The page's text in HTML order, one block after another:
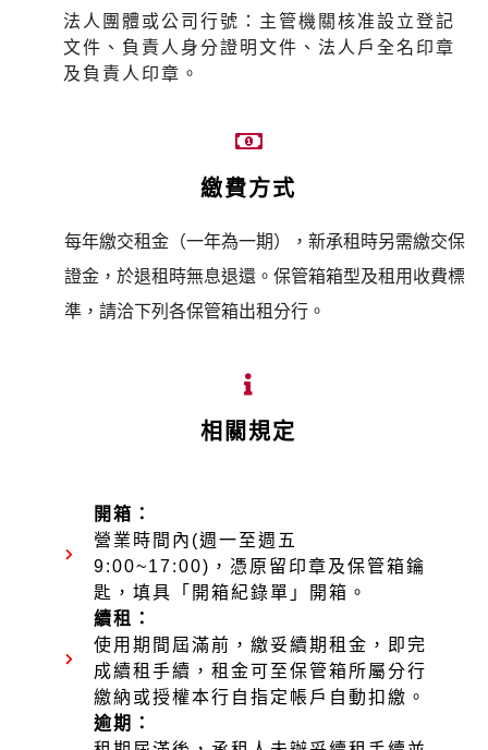
法人團體或公司行號： 主管機關核准設立登記
文件、負責人身分證明文件、法人戶全名印章
及負責人印章 。
繳費方式
每年繳交租金（一年為一期），新承租時另需繳交保
證金，於退租時無息退還。保管箱箱型及租用收費標
準，請洽下列各保管箱出租分行。
相關規定
開箱：
營業時間內 (週一至週五
9:00~17:00) ，憑原留印章及保管箱鑰
匙，填具「開箱紀錄單」開箱 。
續租：
使用期間屆滿前，繳妥續期租金，即完
成續租手續，租金可至保管箱所屬分行
繳納或授權本行自指定帳戶自動扣繳。
逾期：